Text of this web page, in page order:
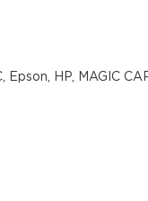
HP, MAGIC